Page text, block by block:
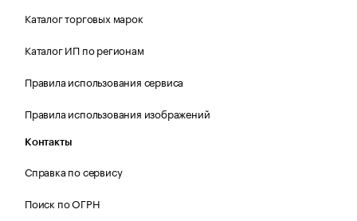
Каталог торговых марок
Каталог ИП по регионам
Правила использования сервиса
Правила использования изображений
Контакты
Справка по сервису
Поиск по ОГРН